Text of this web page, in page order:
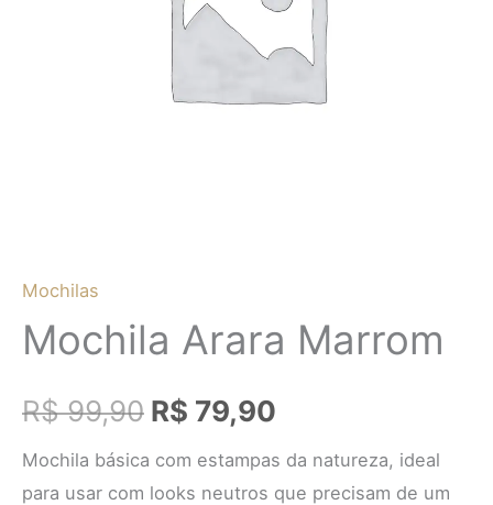
Mochilas
Mochila Arara Marrom
R$99,90
R$ 99,90.
R$ 79,90
R$ 79,90.
Mochila básica com estampas da natureza, ideal
para usar com looks neutros que precisam de um